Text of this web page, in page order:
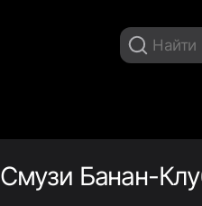
Смузи Банан-